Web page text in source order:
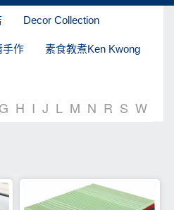
Decor Collection
手作 素食教煮Ken Kwong
G H I J L M N R S W